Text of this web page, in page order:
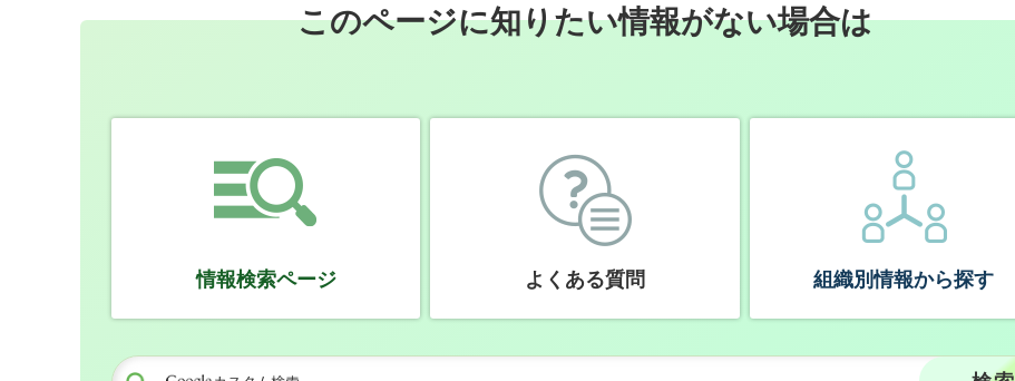
このページに知りたい情報がない場合は
情報検索ページ よくある質問 組織別情報から探す